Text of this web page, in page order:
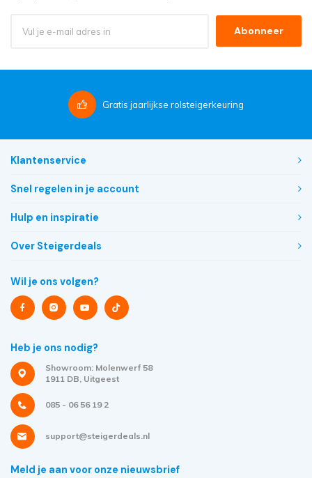
Abonneer
Gratis jaarlijkse rolsteigerkeuring
Klantenservice
Snel regelen in je account
Hulp en inspiratie
Over Steigerdeals
Wil je ons volgen?
Heb je ons nodig?
Showroom: Molenwerf 58
1911 DB, Uitgeest
085 - 06 56 19 2
support@steigerdeals.nl
Meld je aan voor onze nieuwsbrief